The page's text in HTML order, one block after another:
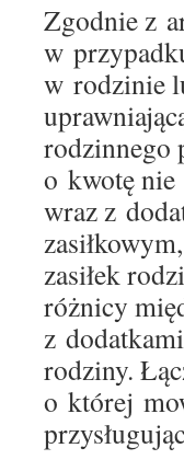
Zgodnie z
w
w rodzinie
rodzinnego
o kwotę nie
wraz z
zasiłek
różnicy
z
rodziny.
o której